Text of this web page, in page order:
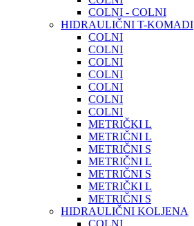
COLNI - COLNI
HIDRAULIČNI T-KOMADI
COLNI
COLNI
COLNI
COLNI
COLNI
COLNI
COLNI
METRIČKI L
METRIČNI L
METRIČNI S
METRIČNI L
METRIČNI S
METRIČKI L
METRIČNI S
HIDRAULIČNI KOLJENA
COLNI